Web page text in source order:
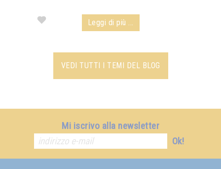
Leggi di più ...
VEDI TUTTI I TEMI DEL BLOG
Mi iscrivo alla newsletter
Ok!